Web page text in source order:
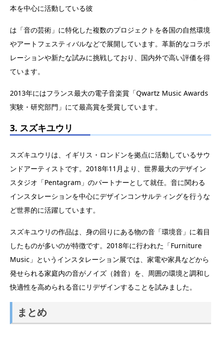
本を中心に活動している彼
は「音の芸術」に特化した複数のプロジェクトを各国の自然環境
やアートフェスティバルなどで展開しています。革新的なコラボ
レーションや新たな試みに挑戦しており、国内外で高い評価を得
ています。
2013年にはフランス最大の電子音楽賞「Qwartz Music Awards
実験・研究部門」にて最高賞を受賞しています。
3. スズキユウリ
スズキユウリは、イギリス・ロンドンを拠点に活動しているサウ
ンドアーティストです。2018年11月より、世界最大のデザイン
スタジオ「Pentagram」のパートナーとして就任。音に関わる
インスタレーションを中心にデザインコンサルティングを行うな
ど世界的に活躍しています。
スズキユウリの作品は、身の回りにある物の音「環境音」に着目
したものが多いのが特徴です。2018年に行われた「Furniture
Music」というインスタレーション展では、家電や家具などから
発せられる家庭内の音がノイズ（雑音）を、周囲の環境と調和し
快適性を高められる音にリデザインすることを試みました。
まとめ